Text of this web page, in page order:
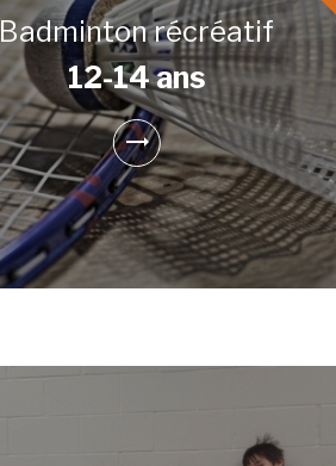
Badminton récréatif
12-14 ans